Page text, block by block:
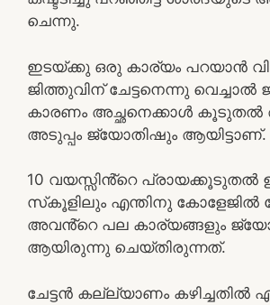
ചെന്നു.
ഇടയ്ക്കു ഒരു കാര്യം പറയാൻ
ജിത്തുവിന് ചേട്ടനെന്നു വെച്ചാൽ
കാരണം അച്ഛനെക്കാൾ
അടുപ്പം ജ്യോതിഷും ആയിട്ടാണ്.
10 വയസ്സിൻ്റെ പ്രായക്കൂടുതൽ
സ്‌കൂളിലും എന്തിനു കോളേജിൽ
അവൻ്റെ പല കാര്യങ്ങളും
ആയിരുന്നു ചെയ്തിരുന്നത്.
ചേട്ടൻ കല്ല്യാണം കഴിച്ചതിൽ